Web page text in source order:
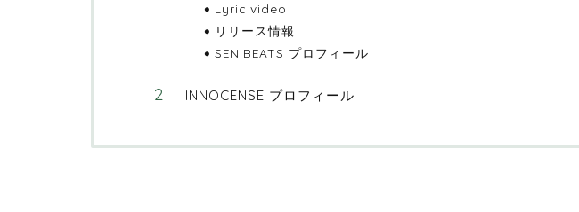
Lyric video
リリース情報
SEN.BEATS プロフィール
INNOCENSE プロフィール